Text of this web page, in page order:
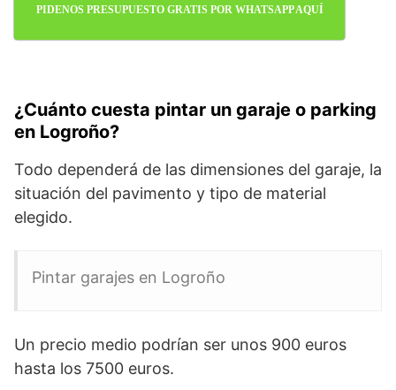
PIDENOS PRESUPUESTO GRATIS POR WHATSAPP AQUÍ
¿Cuánto cuesta pintar un garaje o parking
en Logroño?
Todo dependerá de las dimensiones del garaje, la
situación del pavimento y tipo de material
elegido.
Pintar garajes en Logroño
Un precio medio podrían ser unos 900 euros
hasta los 7500 euros.